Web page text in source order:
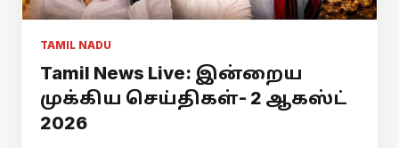
TAMIL NADU
Tamil News Live: இன்றைய
முக்கிய செய்திகள்- 2 ஆகஸ்ட்
2026